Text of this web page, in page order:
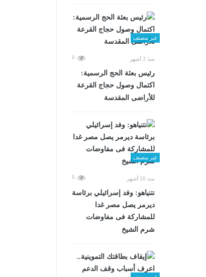
غير مصنف
منذ 3 أشهر 0
رئيس بعثة الحج الرسمية:
اكتمال وصول حجاج القرعة
للأراضى المقدسة
غير مصنف
منذ 10 أشهر 0
نتنياهو: وفد إسرائيلي برئاسة
ديرمر يصل مصر غدا
للمشاركة فى مفاوضات
شرم الشيخ